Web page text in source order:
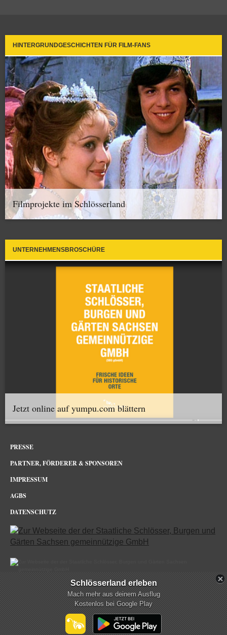
HINTERGRUNDGESCHICHTEN FÜR FILM-FANS
Filmprojekte im Schlösserland
UNTERNEHMENSBROSCHÜRE
Jetzt online auf yumpu.com blättern
PRESSE
PARTNER, FÖRDERER & SPONSOREN
IMPRESSUM
AGBS
DATENSCHUTZ
Schloss & Park Pillnitz Dresden im Netz
Schlösserland erleben
Mach mehr aus deinem Ausflug
Kostenlos bei Google Play
mehr